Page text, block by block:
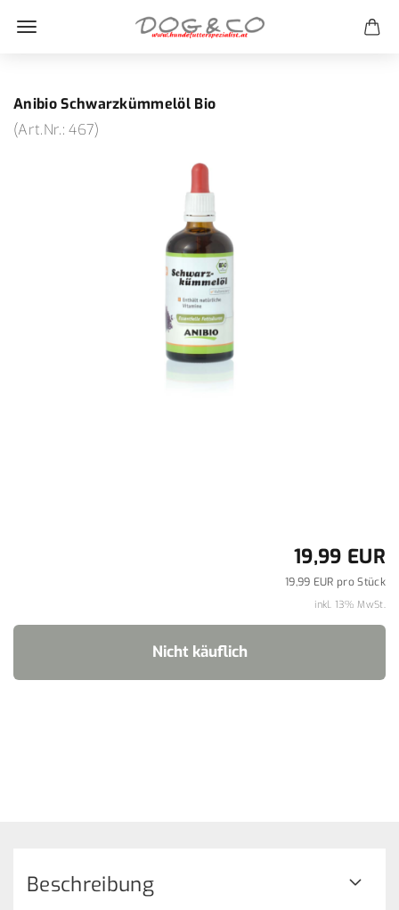
Anibio Schwarzkümmelöl Bio
(Art.Nr.:467)
19,99 EUR
19,99 EUR pro Stück
inkl. 13% MwSt.
Beschreibung